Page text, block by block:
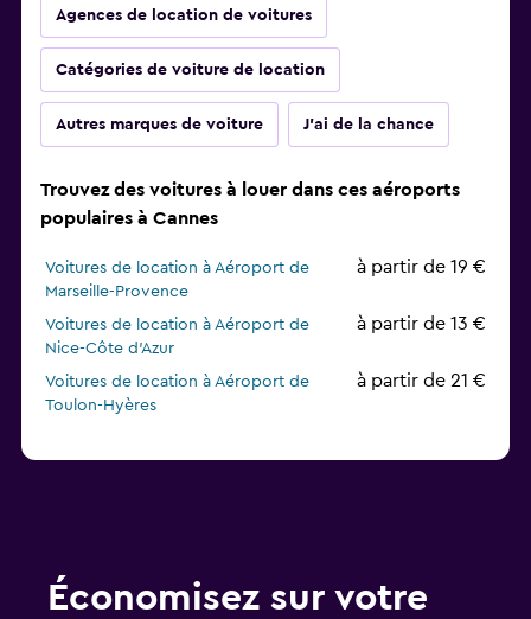
Agences de location de voitures
Catégories de voiture de location
Autres marques de voiture J'ai de la chance
Trouvez des voitures à louer dans ces aéroports
populaires à Cannes
Voitures de location à Aéroport de
Marseille-Provence
à partir de 19 €
Voitures de location à Aéroport de
Nice-Côte d'Azur
à partir de 13 €
Voitures de location à Aéroport de
Toulon-Hyères
à partir de 21 €
Économisez sur votre